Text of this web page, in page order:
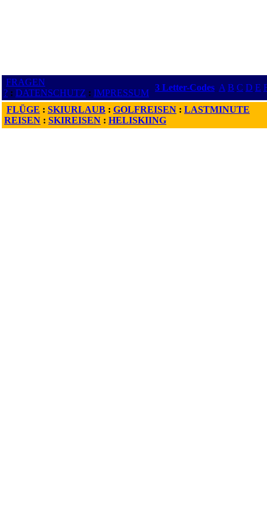
FRAGEN
? : DATENSCHUTZ : IMPRESSUM
3 Letter-Codes A B C D E
FLÜGE : SKIURLAUB : GOLFREISEN : LASTMINUTE
REISEN : SKIREISEN : HELISKIING